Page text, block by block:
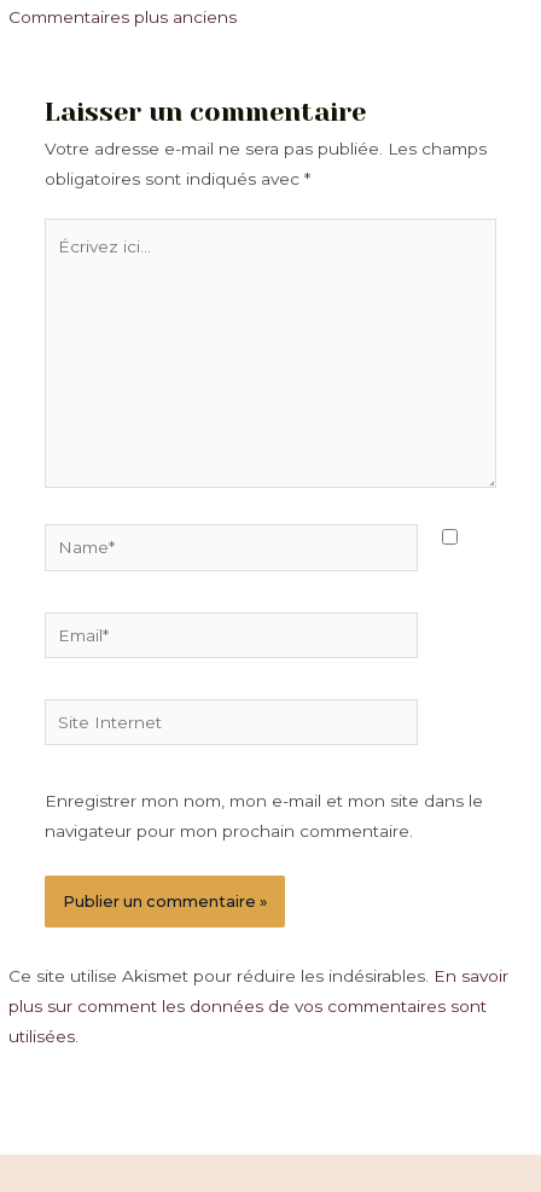
Commentaires
récents
Commentaires plus anciens
Laisser un commentaire
Votre adresse e-mail ne sera pas publiée.
Les champs
obligatoires sont indiqués avec *
Site
Internet
Enregistrer mon nom, mon e-mail et mon site dans le
navigateur pour mon prochain commentaire.
Ce site utilise Akismet pour réduire les indésirables. En savoir
plus sur comment les données de vos commentaires sont
utilisées